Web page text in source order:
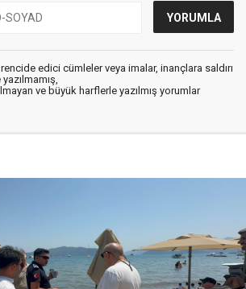
edici cümleler veya imalar, inançlara saldırı
ve büyük harflerle yazılmış yorumlar